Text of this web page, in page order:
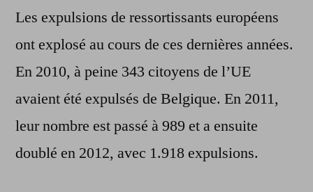
Les expulsions de ressortissants européens
ont explosé au cours de ces dernières années.
En 2010, à peine 343 citoyens de l’UE
avaient été expulsés de Belgique. En 2011,
leur nombre est passé à 989 et a ensuite
doublé en 2012, avec 1.918 expulsions.